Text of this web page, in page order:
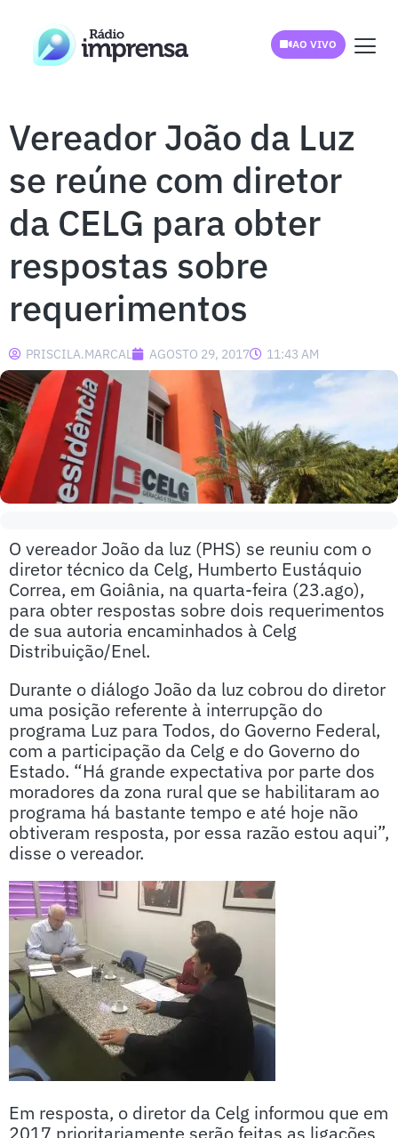
AO VIVO
Vereador João da Luz
se reúne com diretor
da CELG para obter
respostas sobre
requerimentos
PRISCILA.MARCAL AGOSTO 29, 2017 11:43 AM
O vereador João da luz (PHS) se reuniu com o
diretor técnico da Celg, Humberto Eustáquio
Correa, em Goiânia, na quarta-feira (23.ago),
para obter respostas sobre dois requerimentos
de sua autoria encaminhados à Celg
Distribuição/Enel.
Durante o diálogo João da luz cobrou do diretor
uma posição referente à interrupção do
programa Luz para Todos, do Governo Federal,
com a participação da Celg e do Governo do
Estado. “Há grande expectativa por parte dos
moradores da zona rural que se habilitaram ao
programa há bastante tempo e até hoje não
obtiveram resposta, por essa razão estou aqui”,
disse o vereador.
Em resposta, o diretor da Celg informou que em
2017 prioritariamente serão feitas as ligações